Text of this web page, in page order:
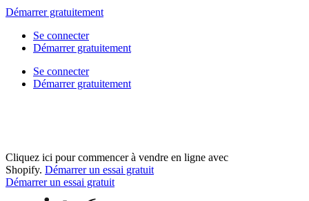
Démarrer gratuitement
Se connecter
Démarrer gratuitement
Se connecter
Démarrer gratuitement
Cliquez ici pour commencer à vendre en ligne avec
Shopify. Démarrer un essai gratuit
Démarrer un essai gratuit